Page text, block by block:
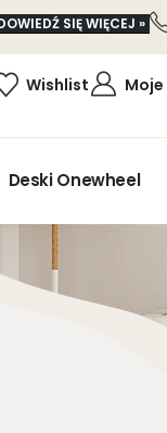
SIĘ WIĘCEJ »
Wishlist
Deski Onewheel